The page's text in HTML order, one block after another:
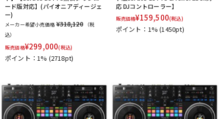
ード版対応】(パイオニアディージェ
ー)
メーカー希望小売価格 ¥318,120
（税
込）
販売価格¥299,000(税込)
ポイント：1% (2718pt)
応 DJコントローラー】
販売価格¥159,500(税込)
ポイント：1%(1450pt)